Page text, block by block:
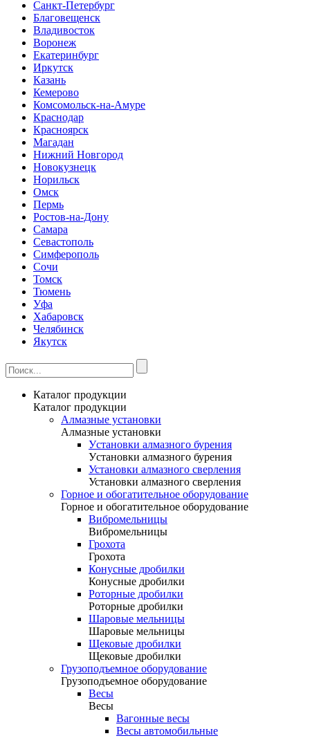
Санкт-Петербург
Благовещенск
Владивосток
Воронеж
Екатеринбург
Иркутск
Казань
Кемерово
Комсомольск-на-Амуре
Краснодар
Красноярск
Магадан
Нижний Новгород
Новокузнецк
Норильск
Омск
Пермь
Ростов-на-Дону
Самара
Севастополь
Симферополь
Сочи
Томск
Тюмень
Уфа
Хабаровск
Челябинск
Якутск
Каталог продукции
Каталог продукции
Алмазные установки
Алмазные установки
Уcтановки алмазного бурения
Уcтановки алмазного бурения
Установки алмазного сверления
Установки алмазного сверления
Горное и обогатительное оборудование
Горное и обогатительное оборудование
Вибромельницы
Вибромельницы
Грохота
Грохота
Конусные дробилки
Конусные дробилки
Роторные дробилки
Роторные дробилки
Шаровые мельницы
Шаровые мельницы
Щековые дробилки
Щековые дробилки
Грузоподъемное оборудование
Грузоподъемное оборудование
Весы
Весы
Вагонные весы
Весы автомобильные